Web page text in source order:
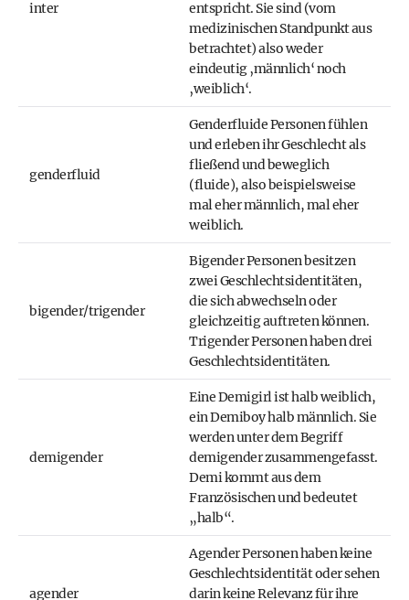
inter
entspricht. Sie sind (vom
medizinischen Standpunkt aus
betrachtet) also weder
eindeutig ‚männlich‘ noch
‚weiblich‘.
genderfluid
Genderfluide Personen fühlen
und erleben ihr Geschlecht als
fließend und beweglich
(fluide), also beispielsweise
mal eher männlich, mal eher
weiblich.
bigender/trigender
Bigender Personen besitzen
zwei Geschlechtsidentitäten,
die sich abwechseln oder
gleichzeitig auftreten können.
Trigender Personen haben drei
Geschlechtsidentitäten.
demigender
Eine Demigirl ist halb weiblich,
ein Demiboy halb männlich. Sie
werden unter dem Begriff
demigender zusammengefasst.
Demi kommt aus dem
Französischen und bedeutet
„halb“.
agender
Agender Personen haben keine
Geschlechtsidentität oder sehen
darin keine Relevanz für ihre